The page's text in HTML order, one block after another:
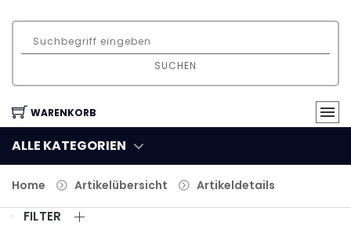
SUCHEN
WARENKORB
ALLE KATEGORIEN
Home Artikelübersicht Artikeldetails
FILTER